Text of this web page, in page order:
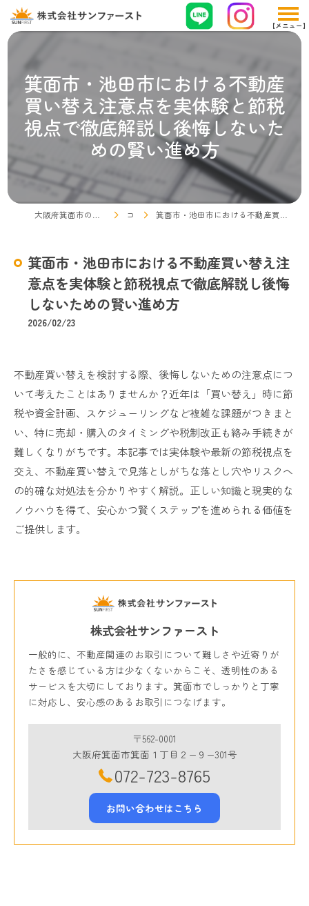
箕面市・池田市における不動産
買い替え注意点を実体験と節税
視点で徹底解説し後悔しないた
めの賢い進め方
コラム 箕面市・池田市における不動産買い替え注意点を実体験と節税視点で徹底解説し後悔しないための賢い進め方
箕面市・池田市における不動産買い替え注
意点を実体験と節税視点で徹底解説し後悔
しないための賢い進め方
2026/02/23
不動産買い替えを検討する際、後悔しないための注意点につ
いて考えたことはありませんか？近年は「買い替え」時に節
税や資金計画、スケジューリングなど複雑な課題がつきまと
い、特に売却・購入のタイミングや税制改正も絡み手続きが
難しくなりがちです。本記事では実体験や最新の節税視点を
交え、不動産買い替えで見落としがちな落とし穴やリスクへ
の的確な対処法を分かりやすく解説。正しい知識と現実的な
ノウハウを得て、安心かつ賢くステップを進められる価値を
ご提供します。
株式会社サンファースト
一般的に、不動産関連のお取引について難しさや近寄りが
たさを感じている方は少なくないからこそ、透明性のある
サービスを大切にしております。箕面市でしっかりと丁寧
に対応し、安心感のあるお取引につなげます。
〒562-0001
大阪府箕面市箕面１丁目２−９−301号
072-723-8765
お問い合わせはこちら